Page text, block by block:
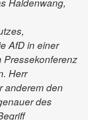
AfD in einer
Pressekonferenz
Herr
anderem den
des